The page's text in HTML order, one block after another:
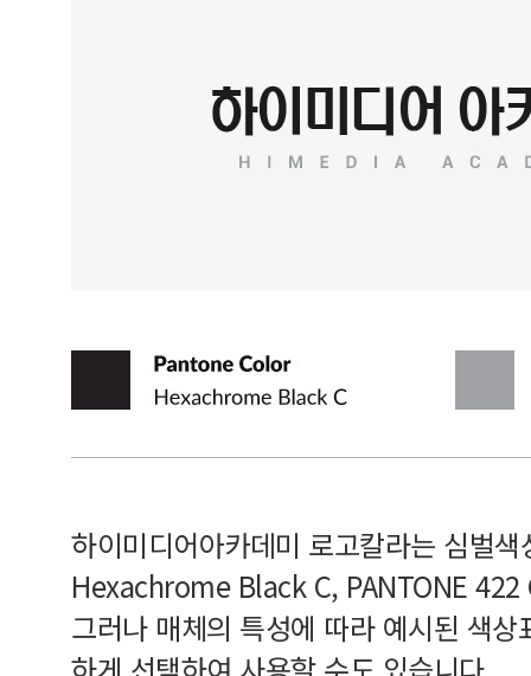
하이미디어아카데미 로고칼라는 심벌
Hexachrome Black C, PANTONE 422
그러나 매체의 특성에 따라 예시된 색